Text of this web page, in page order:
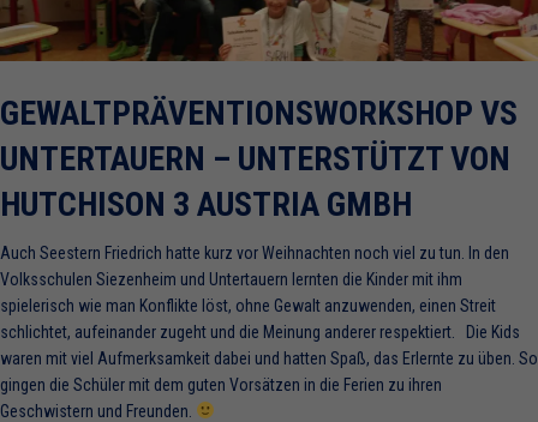
GEWALTPRÄVENTIONSWORKSHOP VS
UNTERTAUERN – UNTERSTÜTZT VON
HUTCHISON 3 AUSTRIA GMBH
Auch Seestern Friedrich hatte kurz vor Weihnachten noch viel zu tun.
In den
Volksschulen Siezenheim und Untertauern lernten die Kinder mit ihm
spielerisch wie man Konflikte löst, ohne Gewalt anzuwenden, einen Streit
schlichtet, aufeinander zugeht und die Meinung anderer respektiert. Die Kids
waren mit viel Aufmerksamkeit dabei und hatten Spaß, das Erlernte zu üben. So
gingen die Schüler mit dem guten Vorsätzen in die Ferien zu ihren
Geschwistern und Freunden.